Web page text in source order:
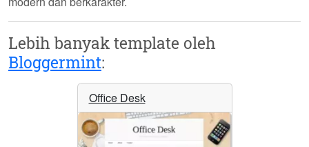
Lebih banyak template oleh
Bloggermint:
Office Desk